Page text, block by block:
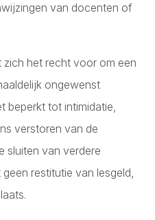
van docenten of
zich het recht voor om een
ongewenst
beperkt tot intimidatie,
verstoren van de
sluiten van verdere
restitutie van lesgeld,